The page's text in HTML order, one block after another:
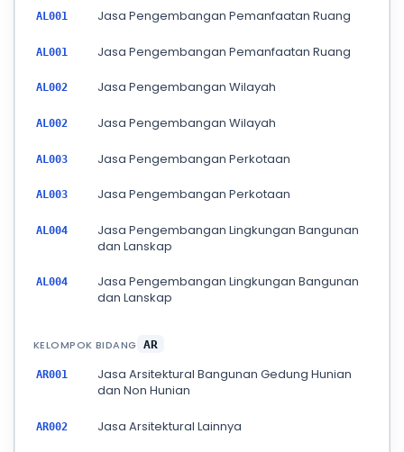
AL001 Jasa Pengembangan Pemanfaatan Ruang
AL001 Jasa Pengembangan Pemanfaatan Ruang
AL002 Jasa Pengembangan Wilayah
AL002 Jasa Pengembangan Wilayah
AL003 Jasa Pengembangan Perkotaan
AL003 Jasa Pengembangan Perkotaan
AL004
Jasa Pengembangan Lingkungan Bangunan
dan Lanskap
AL004
Jasa Pengembangan Lingkungan Bangunan
dan Lanskap
KELOMPOK BIDANG AR
AR001
Jasa Arsitektural Bangunan Gedung Hunian
dan Non Hunian
AR002 Jasa Arsitektural Lainnya